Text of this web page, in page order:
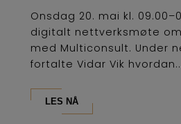
Onsdag 20. mai kl.
digitalt nettverksmøte
med Multiconsult. Under
fortalte Vidar Vik
LES NÅ